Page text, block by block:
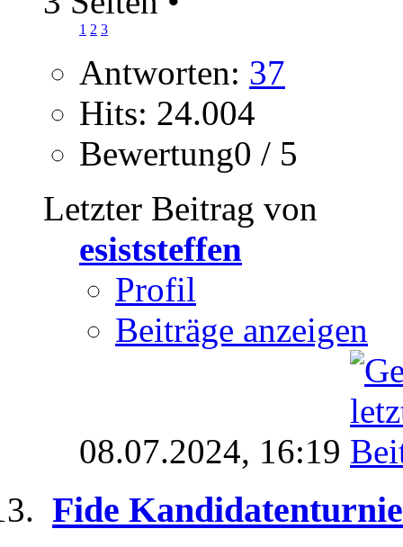
1 2 3
Antworten: 37
Hits: 24.004
Bewertung0 / 5
Letzter Beitrag von
esiststeffen
Profil
Beiträge anzeigen
08.07.2024, 16:19
Fide